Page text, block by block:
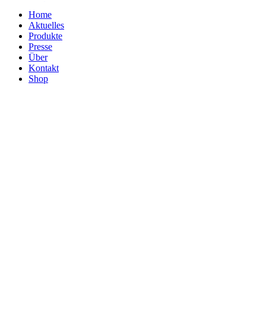
Home
Aktuelles
Produkte
Presse
Über
Kontakt
Shop